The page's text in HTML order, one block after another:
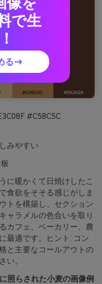
#C58C5C
みやすい
に暖かくて日焼けしたこ
食欲をそそる感じがしま
トを構築し、セクション
ャラメルの色合いを取り
カフェ、ベーカリー、農
最適です。ヒント: コン
と主要なコールアウトの
い。
照らされた小麦の画像例
で生
る→